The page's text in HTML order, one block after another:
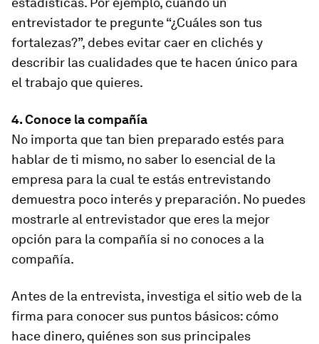
entrevistador te pregunte “¿Cuáles son tus
fortalezas?”, debes evitar caer en clichés y
describir las cualidades que te hacen único para
el trabajo que quieres.
4. Conoce la compañía
No importa que tan bien preparado estés para
hablar de ti mismo, no saber lo esencial de la
empresa para la cual te estás entrevistando
demuestra poco interés y preparación. No puedes
mostrarle al entrevistador que eres la mejor
opción para la compañía si no conoces a la
compañía.
Antes de la entrevista, investiga el sitio web de la
firma para conocer sus puntos básicos: cómo
hace dinero, quiénes son sus principales